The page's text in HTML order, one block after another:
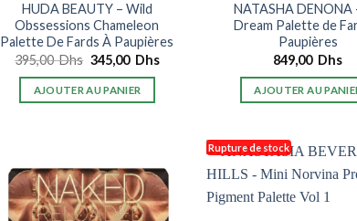
HUDA BEAUTY – Wild
Obssessions Chameleon
Palette De Fards À Paupières
395,00Dhs Le
initial
était :
345,00 DhsLe
AJOUTER AU PANIER
NATASHA DENONA
Dream Palette de
Paupières
849,00 Dhs
AJOUTER AU
Rupture de stock